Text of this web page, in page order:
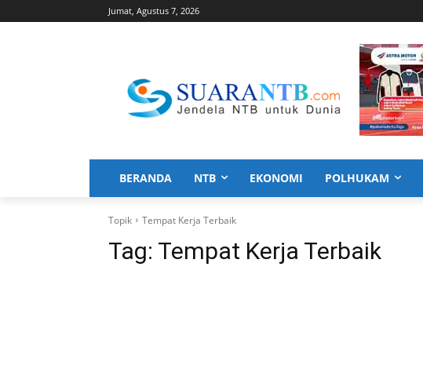
Jumat, Agustus 7, 2026
BERANDA NTB EKONOMI POLHUKAM
Topik Tempat Kerja Terbaik
Tag: Tempat Kerja Terbaik